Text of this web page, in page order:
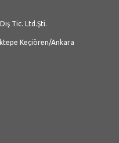
Tic. Ltd.Şti.
Keçiören/Ankara